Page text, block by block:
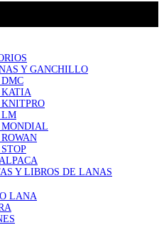
Y GANCHILLO
LM
Y LIBROS DE LANAS
LANA